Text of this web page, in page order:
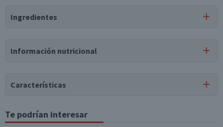
Ingredientes
reconstituida, mantequilla, jarabe de glucosa, leche
huevo, yema de huevo pasteurizada, mono y diglicéridos de
Información nutricional
Tabla nutricional
Características
Tipo de Producto
Helados de Leche
Te podrían interesar